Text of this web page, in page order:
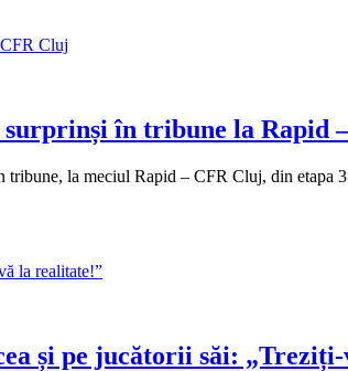
în tribune la Rapid
la meciul Rapid – CFR Cluj, din etapa
și pe jucătorii săi: